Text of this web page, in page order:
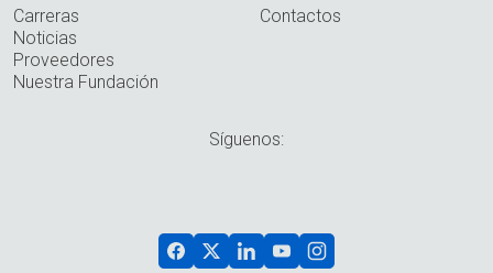
Carreras
Noticias
Proveedores
Nuestra Fundación
Contactos
Síguenos: